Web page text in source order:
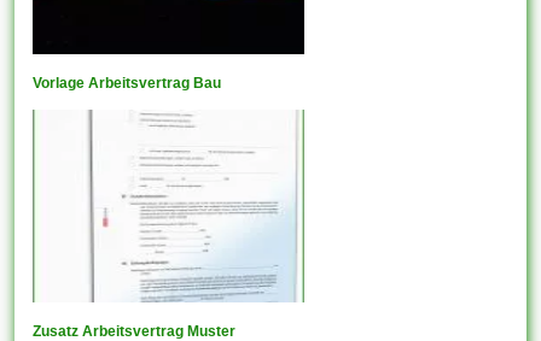
Vorlage Arbeitsvertrag Bau
Zusatz Arbeitsvertrag Muster